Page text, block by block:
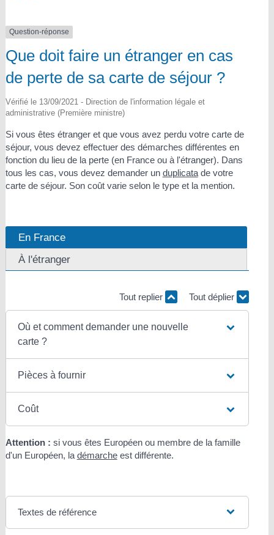
Question-réponse
Que doit faire un étranger en cas
de perte de sa carte de séjour ?
Vérifié le 13/09/2021 - Direction de l'information légale et
administrative (Première ministre)
Si vous êtes étranger et que vous avez perdu votre carte de
séjour, vous devez effectuer des démarches différentes en
fonction du lieu de la perte (en France ou à l'étranger). Dans
tous les cas, vous devez demander un duplicatade votre
carte de séjour. Son coût varie selon le type et la mention.
En France
À l'étranger
Tout replier Tout déplier
Où et comment demander une nouvelle
carte ?
Pièces à fournir
Coût
Attention : si vous êtes Européen ou membre de la famille
d'un Européen, la démarcheest différente.
Textes de référence